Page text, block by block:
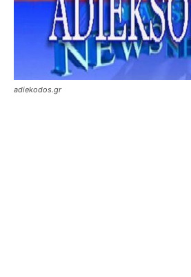
adiekodos.gr